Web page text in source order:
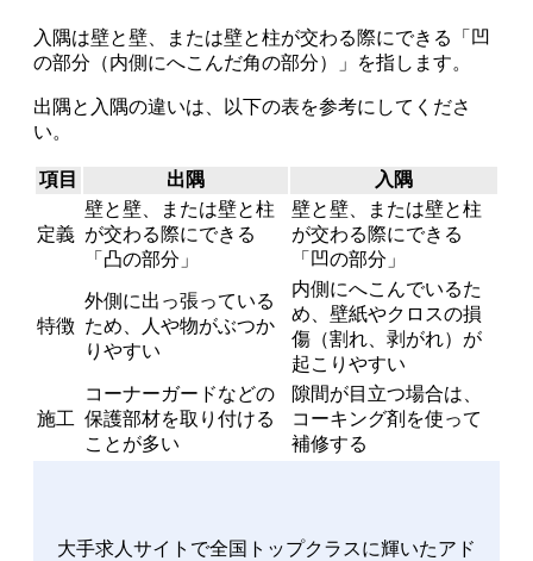
入隅は壁と壁、または壁と柱が交わる際にできる「凹
の部分（内側にへこんだ角の部分）」を指します。
出隅と入隅の違いは、以下の表を参考にしてくださ
い。
項目 出隅 入隅
定義
壁と壁、または壁と柱
が交わる際にできる
「凸の部分」
壁と壁、または壁と柱
が交わる際にできる
「凹の部分」
特徴
外側に出っ張っている
ため、人や物がぶつか
りやすい
内側にへこんでいるた
め、壁紙やクロスの損
傷（割れ、剥がれ）が
起こりやすい
施工
コーナーガードなどの
保護部材を取り付ける
ことが多い
隙間が目立つ場合は、
コーキング剤を使って
補修する
大手求人サイトで全国トップクラスに輝いたアド